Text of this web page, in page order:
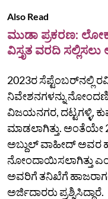
Also Read
ಮುಡಾ ಪ್ರಕರಣ:
ವಿಸ್ತೃತ ವರದಿ
2023ರ ಸೆಪ್ಟೆಂಬರ್‌ನಲ್ಲಿ
ನಿವೇಶನಗಳನ್ನು
ವಿಜಯನಗರ, ದಟ್ಟಗಳ್ಳಿ,
ಮಾಡಲಾಗಿತ್ತು. ಅಂತೆಯೇ
ಅಬ್ದುಲ್‌ ವಾಹೀದ್‌ ಅವರ
ನೋಂದಾಯಿಸಲಾಗಿತ್ತು
ಅವರಿಗೆ ತನಿಖೆಗೆ
ಅರ್ಜಿದಾರರು ಪ್ರಶ್ನಿಸಿದ್ದಾರೆ.